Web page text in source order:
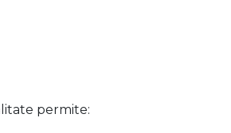
permite: